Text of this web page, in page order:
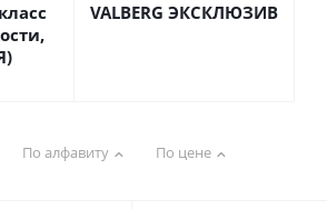
VALBERG ЭКСКЛЮЗИВ
По алфавиту По цене